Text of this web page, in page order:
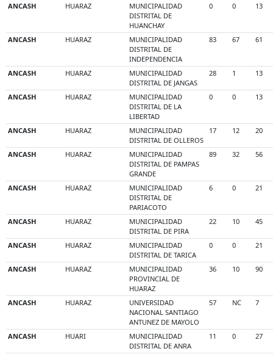
ANCASH HUARAZ
MUNICIPALIDAD
DISTRITAL DE
HUANCHAY
0 0 13
ANCASH HUARAZ
MUNICIPALIDAD
DISTRITAL DE
INDEPENDENCIA
83 67 61
ANCASH HUARAZ
MUNICIPALIDAD
DISTRITAL DE JANGAS
28 1 13
ANCASH HUARAZ
MUNICIPALIDAD
DISTRITAL DE LA
LIBERTAD
0 0 13
ANCASH HUARAZ
MUNICIPALIDAD
DISTRITAL DE OLLEROS
17 12 20
ANCASH HUARAZ
MUNICIPALIDAD
DISTRITAL DE PAMPAS
GRANDE
89 32 56
ANCASH HUARAZ
MUNICIPALIDAD
DISTRITAL DE
PARIACOTO
6 0 21
ANCASH HUARAZ
MUNICIPALIDAD
DISTRITAL DE PIRA
22 10 45
ANCASH HUARAZ
MUNICIPALIDAD
DISTRITAL DE TARICA
0 0 21
ANCASH HUARAZ
MUNICIPALIDAD
PROVINCIAL DE
HUARAZ
36 10 90
ANCASH HUARAZ
UNIVERSIDAD
NACIONAL SANTIAGO
ANTUNEZ DE MAYOLO
57 NC 7
ANCASH HUARI
MUNICIPALIDAD
DISTRITAL DE ANRA
11 0 27